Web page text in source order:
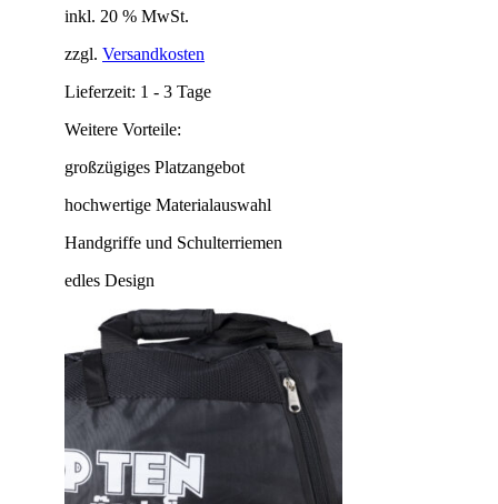
inkl. 20 % MwSt.
zzgl. Versandkosten
Lieferzeit: 1 - 3 Tage
Weitere Vorteile:
großzügiges Platzangebot
hochwertige Materialauswahl
Handgriffe und Schulterriemen
edles Design